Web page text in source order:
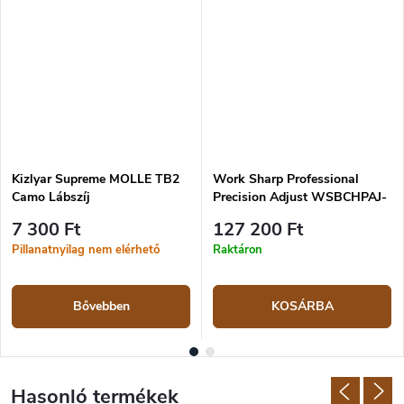
Kizlyar Supreme MOLLE TB2
Camo Lábszíj
7 300 Ft
Pillanatnyilag nem elérhető
Bővebben
Work Sharp Professional
Precision Adjust WSBCHPAJ-
127 200 Ft
Raktáron
KOSÁRBA